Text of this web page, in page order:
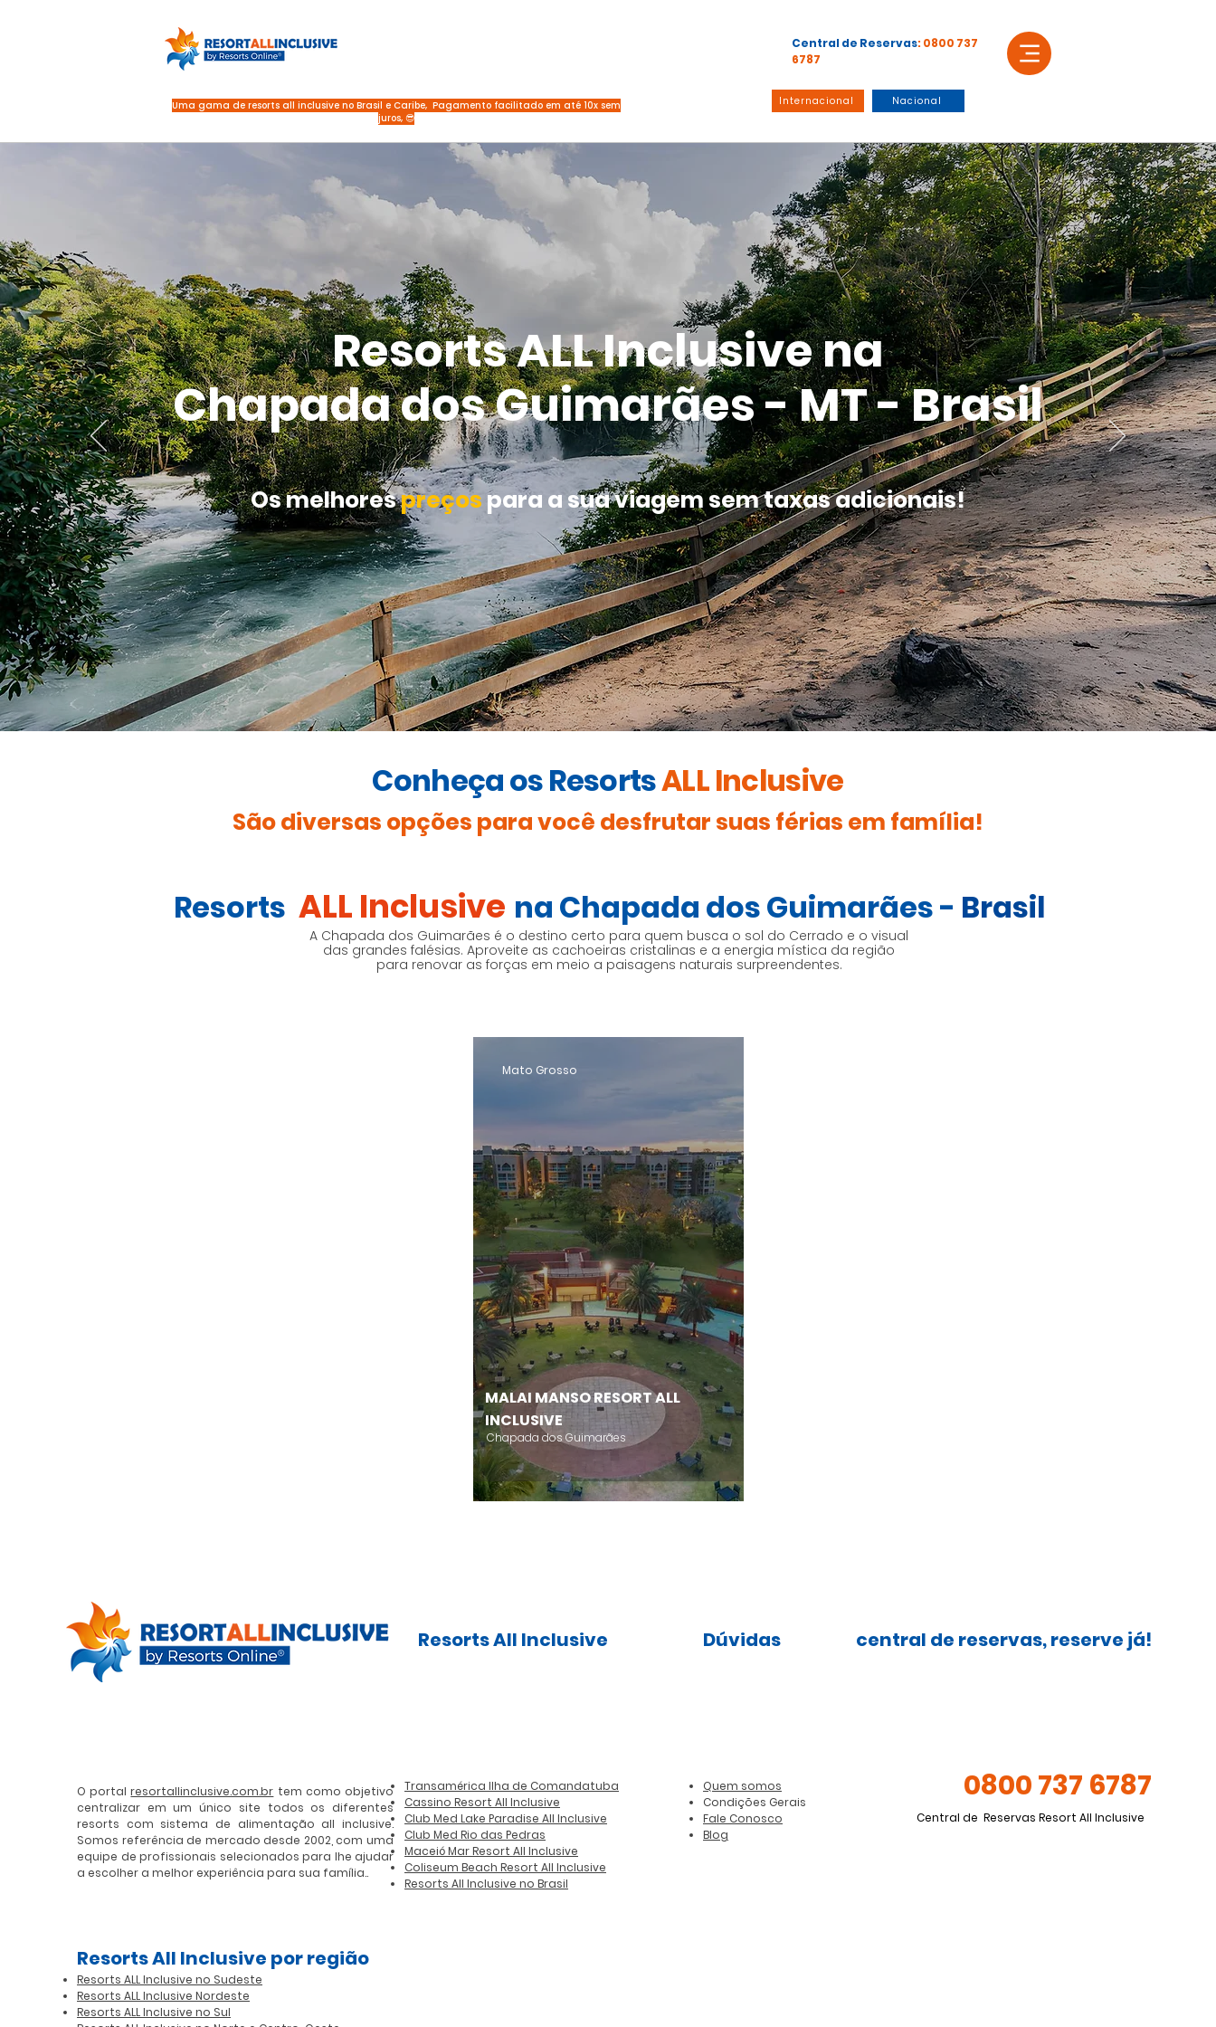
Uma gama de resorts all inclusive no Brasil e Caribe, Pagamento facilitado em até 10x sem
juros, 😎
Central de Reservas: 0800 737
6787
Internacional Nacional
Resorts ALL Inclusive na
Chapada dos Guimarães - MT - Brasil
Os melhorespreços para a sua viagem sem taxas adicionais!
Conheça os ResortsALL Inclusive
São diversas opções para você desfrutar suas férias em família!
Resorts ALL Inclusive na Chapada dos Guimarães - Brasil
A Chapada dos Guimarães é o destino certo para quem busca o sol do Cerrado e o visual
das grandes falésias. Aproveite as cachoeiras cristalinas e a energia mística da região
para renovar as forças em meio a paisagens naturais surpreendentes.
MALAI MANSO RESORT ALL
INCLUSIVE
Chapada dos Guimarães
Mato Grosso
O portalresortallinclusive.com.br tem como objetivo
centralizar em um único site todos os diferentes
resorts com sistema de alimentação all inclusive.
Somos referência de mercado desde 2002, com uma
equipe de profissionais selecionados para lhe ajudar
a escolher a melhor experiência para sua família..
Resorts All Inclusive por região
Resorts ALL Inclusive no Sudeste
Resorts ALL Inclusive Nordeste
Resorts ALL Inclusive no Sul
Resorts All Inclusive Dúvidas central de reservas, reserve já!
Transamérica Ilha de Comandatuba
Cassino Resort All Inclusive
Club Med Lake Paradise All Inclusive
Club Med Rio das Pedras
Maceió Mar Resort All Inclusive
Coliseum Beach Resort All Inclusive
Resorts All Inclusive no Brasil
Quem somos
Condições Gerais
Fale Conosco
Blog
0800 737 6787
Central de Reservas Resort All Inclusive